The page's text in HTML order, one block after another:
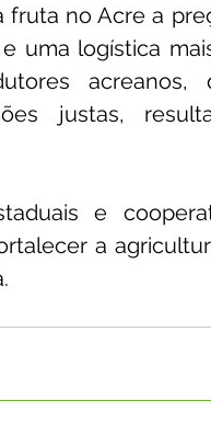
no Acre a
uma logística
acreanos,
justas,
e
a